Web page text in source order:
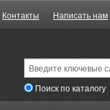
Контакты Написать нам
Поиск по каталогу